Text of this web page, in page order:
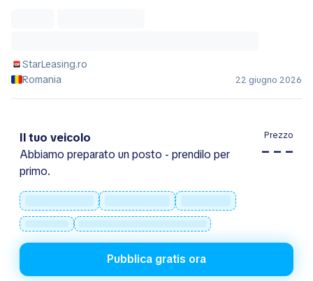
StarLeasing.ro
Romania
22 giugno 2026
Il tuo veicolo
Abbiamo preparato un posto - prendilo per
primo.
Prezzo
– – –
Pubblica gratis ora